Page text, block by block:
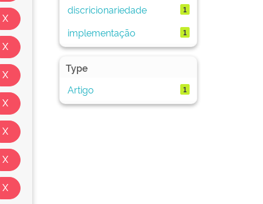
discricionariedade 1
implementação 1
Type
Artigo
1